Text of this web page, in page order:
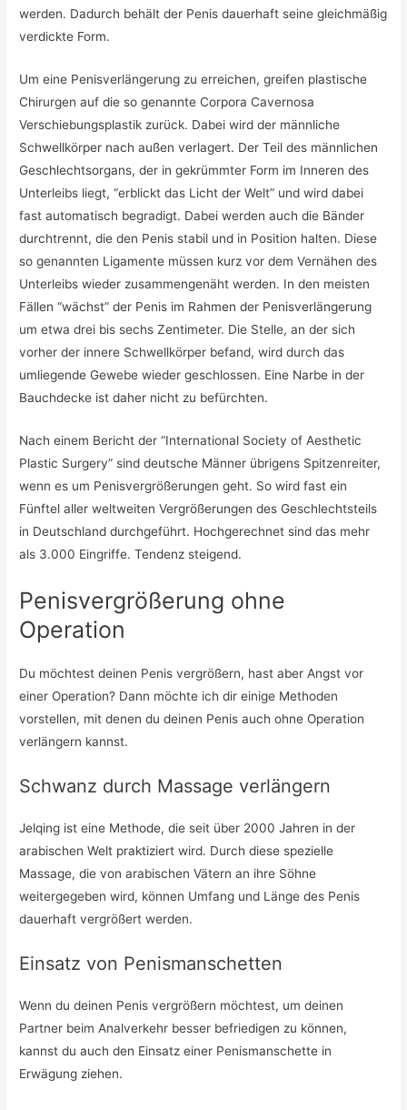
werden. Dadurch behält der Penis dauerhaft seine gleichmäßig
verdickte Form.
Um eine Penisverlängerung zu erreichen, greifen plastische
Chirurgen auf die so genannte Corpora Cavernosa
Verschiebungsplastik zurück. Dabei wird der männliche
Schwellkörper nach außen verlagert. Der Teil des männlichen
Geschlechtsorgans, der in gekrümmter Form im Inneren des
Unterleibs liegt, “erblickt das Licht der Welt” und wird dabei
fast automatisch begradigt. Dabei werden auch die Bänder
durchtrennt, die den Penis stabil und in Position halten. Diese
so genannten Ligamente müssen kurz vor dem Vernähen des
Unterleibs wieder zusammengenäht werden. In den meisten
Fällen “wächst” der Penis im Rahmen der Penisverlängerung
um etwa drei bis sechs Zentimeter. Die Stelle, an der sich
vorher der innere Schwellkörper befand, wird durch das
umliegende Gewebe wieder geschlossen. Eine Narbe in der
Bauchdecke ist daher nicht zu befürchten.
Nach einem Bericht der “International Society of Aesthetic
Plastic Surgery” sind deutsche Männer übrigens Spitzenreiter,
wenn es um Penisvergrößerungen geht. So wird fast ein
Fünftel aller weltweiten Vergrößerungen des Geschlechtsteils
in Deutschland durchgeführt. Hochgerechnet sind das mehr
als 3.000 Eingriffe. Tendenz steigend.
Penisvergrößerung ohne
Operation
Du möchtest deinen Penis vergrößern, hast aber Angst vor
einer Operation? Dann möchte ich dir einige Methoden
vorstellen, mit denen du deinen Penis auch ohne Operation
verlängern kannst.
Schwanz durch Massage verlängern
Jelqing ist eine Methode, die seit über 2000 Jahren in der
arabischen Welt praktiziert wird. Durch diese spezielle
Massage, die von arabischen Vätern an ihre Söhne
weitergegeben wird, können Umfang und Länge des Penis
dauerhaft vergrößert werden.
Einsatz von Penismanschetten
Wenn du deinen Penis vergrößern möchtest, um deinen
Partner beim Analverkehr besser befriedigen zu können,
kannst du auch den Einsatz einer Penismanschette in
Erwägung ziehen.